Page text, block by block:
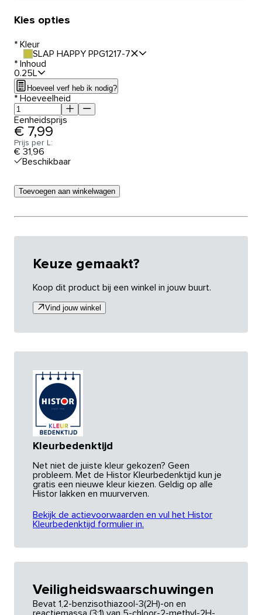
Kies opties
* Kleur
SLAP HAPPY PPG1217-7
* Inhoud
0.25L
Hoeveel verf heb ik nodig?
* Hoeveelheid
Eenheidsprijs
€ 7,99
Prijs per L:
€ 31,96
Beschikbaar
Toevoegen aan winkelwagen
Keuze gemaakt?
Koop dit product bij een winkel in jouw buurt.
Vind jouw winkel
Kleurbedenktijd
Net niet de juiste kleur gekozen? Geen
probleem. Met de Histor Kleurbedenktijd kun je
gratis een nieuwe kleur kiezen. Geldig op alle
Histor lakken en muurverven.
Bekijk de actievoorwaarden en vul het Histor
Kleurbedenktijd formulier in.
Veiligheidswaarschuwingen
Bevat 1,2-benzisothiazool-3(2H)-on en
reactiemassa (3:1) van 5-chloor-2-methyl-2H-